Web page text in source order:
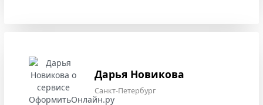
Дарья Новикова
Санкт-Петербург